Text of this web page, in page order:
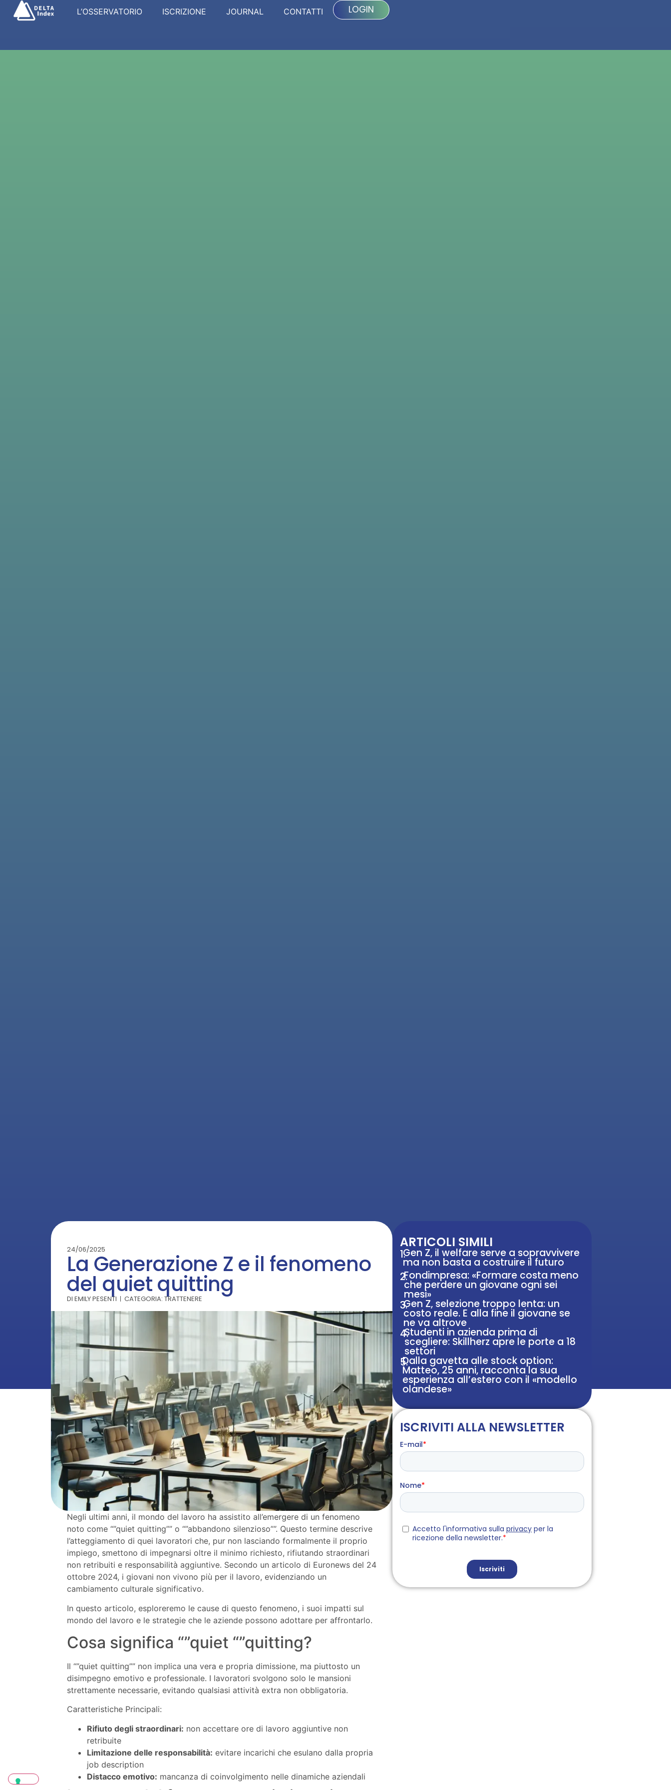
L’OSSERVATORIO ISCRIZIONE JOURNAL CONTATTI LOGIN
24/06/2025
La Generazione Z e il fenomeno
del quiet quitting
DI EMILY PESENTI CATEGORIA: TRATTENERE
Negli ultimi anni, il mondo del lavoro ha assistito all’emergere di un fenomeno
noto come “”quiet quitting”” o “”abbandono silenzioso””. Questo termine descrive
l’atteggiamento di quei lavoratori che, pur non lasciando formalmente il proprio
impiego, smettono di impegnarsi oltre il minimo richiesto, rifiutando straordinari
non retribuiti e responsabilità aggiuntive. Secondo un articolo di Euronews del 24
ottobre 2024, i giovani non vivono più per il lavoro, evidenziando un
cambiamento culturale significativo.
In questo articolo, esploreremo le cause di questo fenomeno, i suoi impatti sul
mondo del lavoro e le strategie che le aziende possono adottare per affrontarlo.
Cosa significa “”quiet “”quitting?
Il “”quiet quitting”” non implica una vera e propria dimissione, ma piuttosto un
disimpegno emotivo e professionale. I lavoratori svolgono solo le mansioni
strettamente necessarie, evitando qualsiasi attività extra non obbligatoria.
Caratteristiche Principali:
Rifiuto degli straordinari: non accettare ore di lavoro aggiuntive non
retribuite
Limitazione delle responsabilità: evitare incarichi che esulano dalla propria
job description
Distacco emotivo: mancanza di coinvolgimento nelle dinamiche aziendali
ARTICOLI SIMILI
1.Gen Z, il welfare serve a sopravvivere
ma non basta a costruire il futuro
2.Fondimpresa: «Formare costa meno
che perdere un giovane ogni sei
mesi»
3.Gen Z, selezione troppo lenta: un
costo reale. E alla fine il giovane se
ne va altrove
4.Studenti in azienda prima di
scegliere: Skillherz apre le porte a 18
settori
5.
Dalla gavetta alle stock option:
Matteo, 25 anni, racconta la sua
esperienza all’estero con il «modello
olandese»
ISCRIVITI ALLA NEWSLETTER